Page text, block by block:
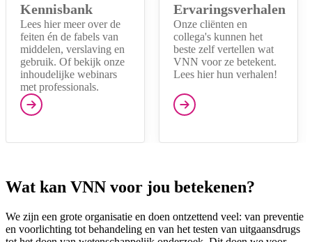
Kennisbank
Lees hier meer over de
feiten én de fabels van
middelen, verslaving en
gebruik. Of bekijk onze
inhoudelijke webinars
met professionals.
Ervaringsverhalen
Onze cliënten en
collega's kunnen het
beste zelf vertellen wat
VNN voor ze betekent.
Lees hier hun verhalen!
Wat kan VNN voor jou betekenen?
We zijn een grote organisatie en doen ontzettend veel: van preventie
en voorlichting tot behandeling en van het testen van uitgaansdrugs